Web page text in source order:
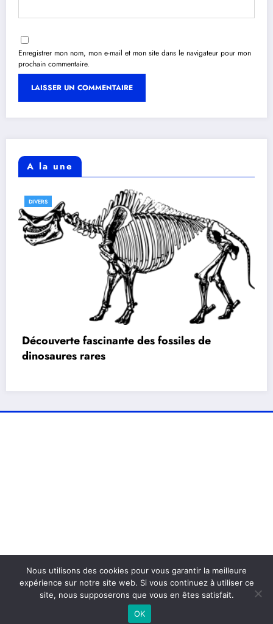
Enregistrer mon nom, mon e-mail et mon site dans le navigateur pour mon
prochain commentaire.
A la une
DIVERS
Découverte fascinante des fossiles de
dinosaures rares
Nous utilisons des cookies pour vous garantir la meilleure
expérience sur notre site web. Si vous continuez à utiliser ce
site, nous supposerons que vous en êtes satisfait.
OK